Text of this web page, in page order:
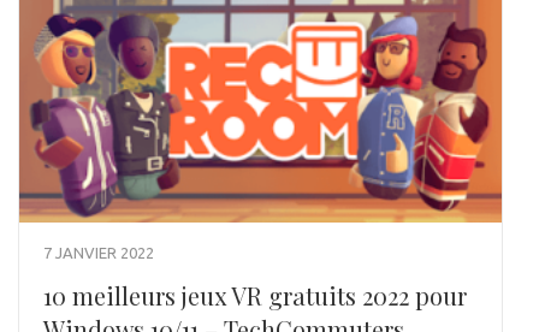
7 JANVIER 2022
10 meilleurs jeux VR gratuits 2022 pour